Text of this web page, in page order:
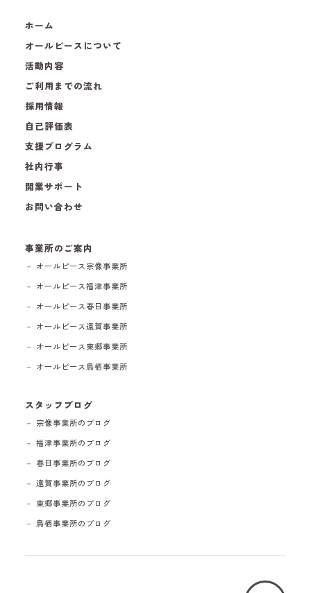
ホーム
オールピースについて
活動内容
ご利用までの流れ
採用情報
自己評価表
支援プログラム
社内行事
開業サポート
お問い合わせ
事業所のご案内
－ オールピース宗像事業所
－ オールピース福津事業所
－ オールピース春日事業所
－ オールピース遠賀事業所
－ オールピース東郷事業所
－ オールピース鳥栖事業所
スタッフブログ
－ 宗像事業所のブログ
－ 福津事業所のブログ
－ 春日事業所のブログ
－ 遠賀事業所のブログ
－ 東郷事業所のブログ
－ 鳥栖事業所のブログ